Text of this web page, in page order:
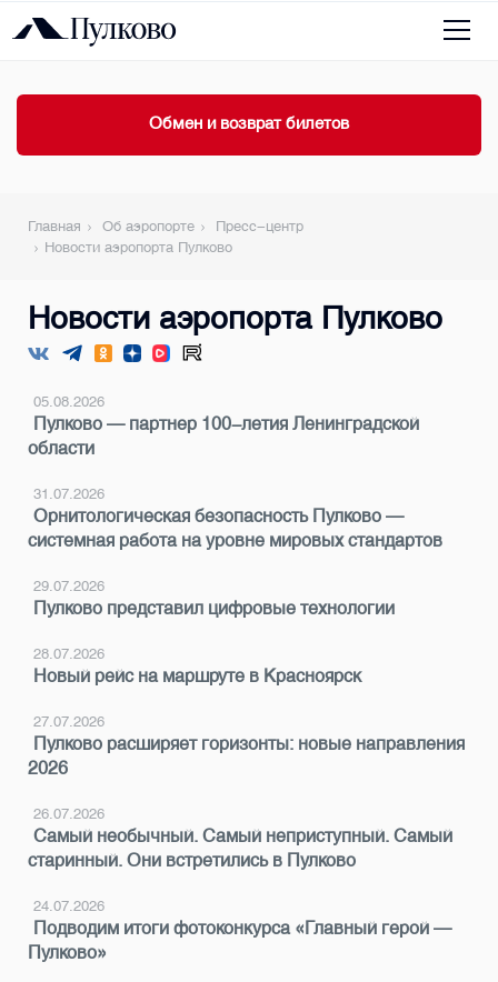
Обмен и возврат билетов
Главная Об аэропорте
Пресс-центр
Новости аэропорта Пулково
Новости аэропорта Пулково
05.08.2026
Пулково — партнер 100-летия Ленинградской
области
31.07.2026
Орнитологическая безопасность Пулково —
системная работа на уровне мировых стандартов
29.07.2026
Пулково представил цифровые технологии
28.07.2026
Новый рейс на маршруте в Красноярск
27.07.2026
Пулково расширяет горизонты: новые направления
2026
26.07.2026
Самый необычный. Самый неприступный. Самый
старинный. Они встретились в Пулково
24.07.2026
Подводим итоги фотоконкурса «Главный герой —
Пулково»